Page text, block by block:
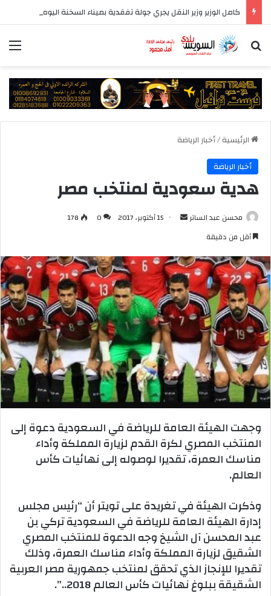
كامل الوزير وزير النقل يجري جولة تفقدية بميناء السخنة اليوم
بحث عن
الرئيسية/أخبار الرياضة
أخبار الرياضة
هدية سعودية لمنتخب مصر
محسن عبد الساتر
أرسل 15 أكتوبر، 2017 0
178
أقل من دقيقة
وجهت الهيئة العامة للرياضة في السعودية دعوة إلى
المنتخب المصري لكرة القدم لزيارة المملكة وأداء
مناسك العمرة، تقديرا لوصوله إلى نهائيات كأس
العالم.
وذكرت الهيئة في تغريدة على تويتر أن “رئيس مجلس
إدارة الهيئة العامة للرياضة في السعودية تركي بن
عبد المحسن آل الشيخ وجه الدعوة للمنتخب المصري
الشقيق لزيارة المملكة وأداء مناسك العمرة، وذلك
تقديرا للإنجاز الذي تحقق لمنتخب جمهورية مصر العربية
الشقيقة ببلوغ نهائيات كأس العالم 2018..”.